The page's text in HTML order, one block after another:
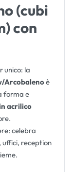
(cubi
con
unico: la
Arcobalenoè
forma e
acrilico
celebra
uffici, reception